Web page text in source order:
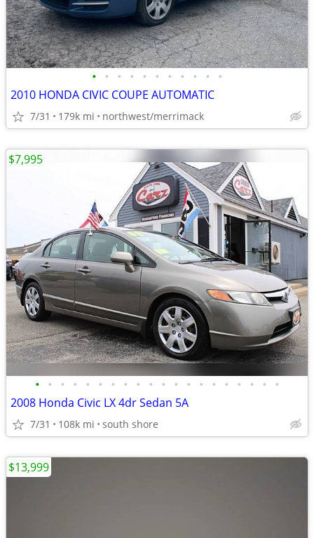
• • • • • • • • • • •
2010 HONDA CIVIC COUPE AUTOMATIC
7/31 179k mi northwest/merrimack
• • • • • • • • • • • • • • • • • • • •
2008 Honda Civic LX 4dr Sedan 5A
7/31 108k mi south shore
$7,995
$13,999